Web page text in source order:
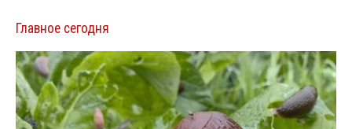
Главное сегодня